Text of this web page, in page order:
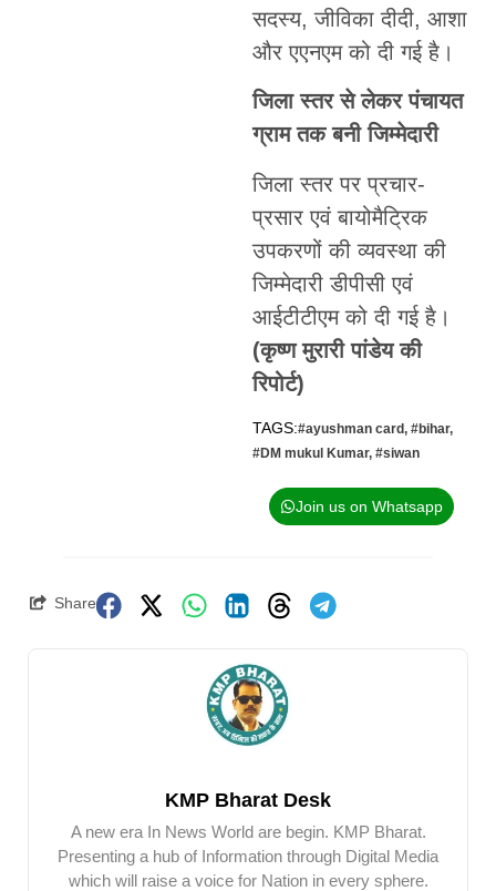
सदस्य, जीविका दीदी, आशा
और एएनएम को दी गई है।
जिला स्तर से लेकर पंचायत
ग्राम तक बनी जिम्मेदारी
जिला स्तर पर प्रचार-
प्रसार एवं बायोमैट्रिक
उपकरणों की व्यवस्था की
जिम्मेदारी डीपीसी एवं
आईटीटीएम को दी गई है।
(कृष्ण मुरारी पांडेय की
रिपोर्ट)
TAGS:#ayushman card, #bihar,
#DM mukul Kumar, #siwan
Join us on Whatsapp
Share
KMP Bharat Desk
A new era In News World are begin. KMP Bharat.
Presenting a hub of Information through Digital Media
which will raise a voice for Nation in every sphere.